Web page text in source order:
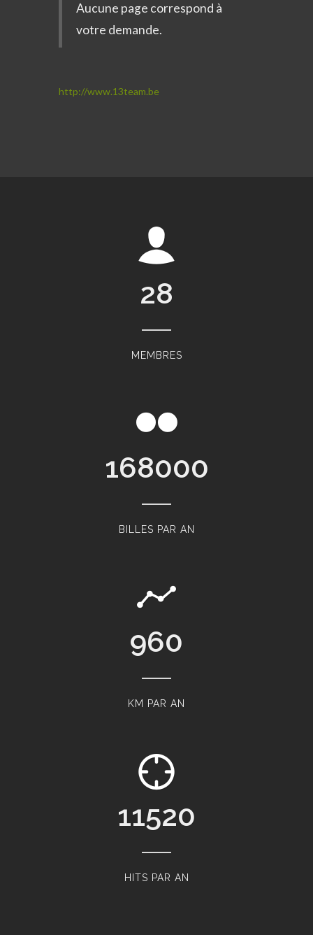
Aucune page correspond à
votre demande.
http://www.13team.be
28
MEMBRES
168000
BILLES PAR AN
960
KM PAR AN
11520
HITS PAR AN